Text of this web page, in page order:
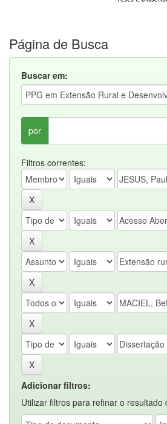
Página de Busca
Buscar em:
por
Filtros correntes:
Adicionar filtros:
Utilizar filtros para refinar o resultado